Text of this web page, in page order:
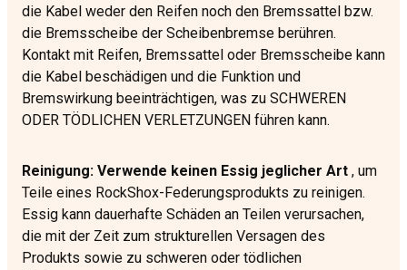
die Kabel weder den Reifen noch den Bremssattel bzw.
die Bremsscheibe der Scheibenbremse berühren.
Kontakt mit Reifen, Bremssattel oder Bremsscheibe kann
die Kabel beschädigen und die Funktion und
Bremswirkung beeinträchtigen, was zu SCHWEREN
ODER TÖDLICHEN VERLETZUNGEN führen kann.
Reinigung: Verwende keinen Essig jeglicher Art , um
Teile eines RockShox-Federungsprodukts zu reinigen.
Essig kann dauerhafte Schäden an Teilen verursachen,
die mit der Zeit zum strukturellen Versagen des
Produkts sowie zu schweren oder tödlichen